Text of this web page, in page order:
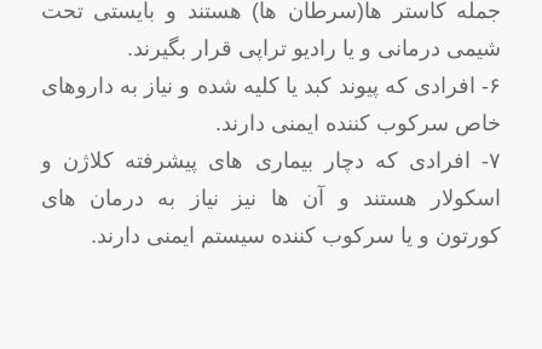
جمله کاستر ها(سرطان ها) هستند و بایستی تحت
شیمی درمانی و یا رادیو تراپی قرار بگیرند.
۶- افرادی که پیوند کبد یا کلیه شده و نیاز به داروهای
خاص سرکوب کننده ایمنی دارند.
۷- افرادی که دچار بیماری های پیشرفته کلاژن و
اسکولار هستند و آن ها نیز نیاز به درمان های
کورتون و یا سرکوب کننده سیستم ایمنی دارند.